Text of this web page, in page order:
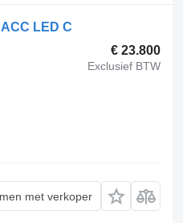
LED C
€ 23.800
Exclusief BTW
met verkoper